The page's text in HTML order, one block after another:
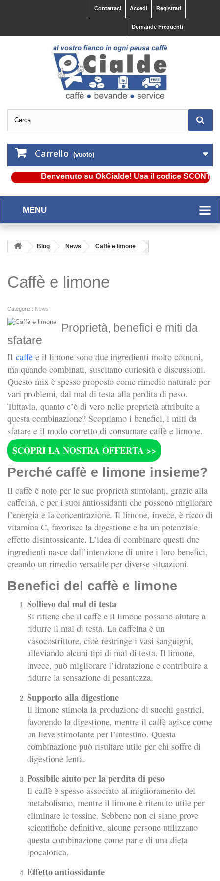
Registrati
Accedi
Contattaci
Domande Frequenti
Carrello (vuoto)
Benvenuto su OkCialde! Usa il codice
MENU
Blog News Caffè e limone
Caffè e limone
Categorie : News
Proprietà, benefici e miti da
sfatare
Il caffè e il limone sono due ingredienti molto comuni,
ma quando combinati, suscitano curiosità e discussioni.
Questo mix è spesso proposto come rimedio naturale per
vari problemi, dal mal di testa alla perdita di peso.
Tuttavia, quanto c’è di vero nelle proprietà attribuite a
questa combinazione? Scopriamo i benefici, i miti da
sfatare e il modo corretto di consumare caffè e limone.
SCOPRI LA NOSTRA OFFERTA >>
Perché caffè e limone insieme?
Il caffè è noto per le sue proprietà stimolanti, grazie alla
caffeina, e per i suoi antiossidanti che possono migliorare
l’energia e la concentrazione. Il limone, invece, è ricco di
vitamina C, favorisce la digestione e ha un potenziale
effetto disintossicante. L’idea di combinare questi due
ingredienti nasce dall’intenzione di unire i loro benefici,
creando un rimedio versatile per diverse situazioni.
Benefici del caffè e limone
Sollievo dal mal di testa
Si ritiene che il caffè e il limone possano aiutare a
ridurre il mal di testa. La caffeina è un
vasocostrittore, cioè restringe i vasi sanguigni,
alleviando alcuni tipi di mal di testa. Il limone,
invece, può migliorare l’idratazione e contribuire a
ridurre la sensazione di pesantezza.
Supporto alla digestione
Il limone stimola la produzione di succhi gastrici,
favorendo la digestione, mentre il caffè agisce come
un lieve stimolante per l’intestino. Questa
combinazione può risultare utile per chi soffre di
digestione lenta.
Possibile aiuto per la perdita di peso
Il caffè è spesso associato al miglioramento del
metabolismo, mentre il limone è ritenuto utile per
eliminare le tossine. Sebbene non ci siano prove
scientifiche definitive, alcune persone utilizzano
questa combinazione come parte di una dieta
ipocalorica.
Effetto antiossidante